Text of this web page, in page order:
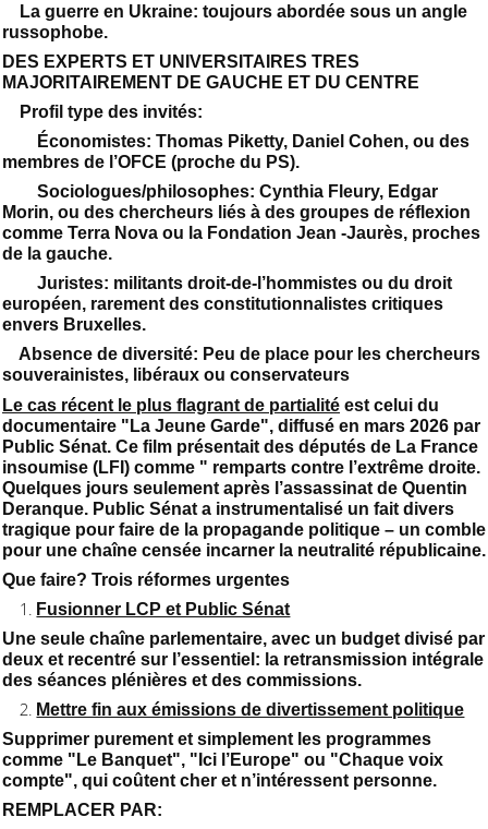
La guerre en Ukraine: toujours abordée sous un angle
russophobe.
DES EXPERTS ET UNIVERSITAIRES TRES
MAJORITAIREMENT DE GAUCHE ET DU CENTRE
Profil type des invités:
Économistes: Thomas Piketty, Daniel Cohen, ou des
membres de l’OFCE (proche du PS).
Sociologues/philosophes: Cynthia Fleury, Edgar
Morin, ou des chercheurs liés à des groupes de réflexion
comme Terra Nova ou la Fondation Jean -Jaurès, proches
de la gauche.
Juristes: militants droit-de-l’hommistes ou du droit
européen, rarement des constitutionnalistes critiques
envers Bruxelles.
Absence de diversité: Peu de place pour les chercheurs
souverainistes, libéraux ou conservateurs
Le cas récent le plus flagrant de partialité est celui du
documentaire "La Jeune Garde", diffusé en mars 2026 par
Public Sénat. Ce film présentait des députés de La France
insoumise (LFI) comme " remparts contre l’extrême droite.
Quelques jours seulement après l’assassinat de Quentin
Deranque. Public Sénat a instrumentalisé un fait divers
tragique pour faire de la propagande politique – un comble
pour une chaîne censée incarner la neutralité républicaine.
Que faire? Trois réformes urgentes
Fusionner LCP et Public Sénat
Une seule chaîne parlementaire, avec un budget divisé par
deux et recentré sur l’essentiel: la retransmission intégrale
des séances plénières et des commissions.
Mettre fin aux émissions de divertissement politique
Supprimer purement et simplement les programmes
comme "Le Banquet", "Ici l’Europe" ou "Chaque voix
compte", qui coûtent cher et n’intéressent personne.
REMPLACER PAR: